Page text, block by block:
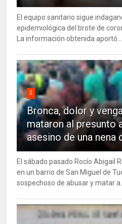
El equipo sanitario sigue
epidemiológica del brote de
La información obtenida aportó...
2
Bronca, dolor y
mataron al presunto
asesino de una nena
El sábado pasado Rocío Abigail
en un barrio de San Miguel de
sospechoso de abusar y matar a...